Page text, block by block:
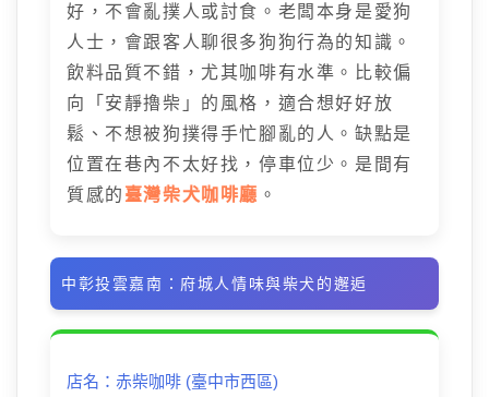
好，不會亂撲人或討食。老闆本身是愛狗
人士，會跟客人聊很多狗狗行為的知識。
飲料品質不錯，尤其咖啡有水準。比較偏
向「安靜擼柴」的風格，適合想好好放
鬆、不想被狗撲得手忙腳亂的人。缺點是
位置在巷內不太好找，停車位少。是間有
質感的 臺灣柴犬咖啡廳 。
中彰投雲嘉南：府城人情味與柴犬的邂逅
店名：赤柴咖啡 (臺中市西區)